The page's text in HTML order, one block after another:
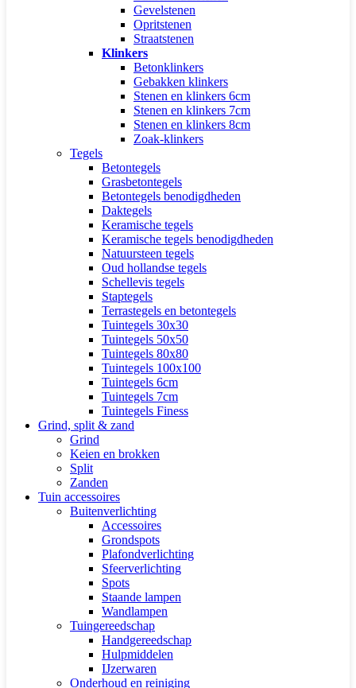
Gevelstenen
Opritstenen
Straatstenen
Klinkers
Betonklinkers
Gebakken klinkers
Stenen en klinkers 6cm
Stenen en klinkers 7cm
Stenen en klinkers 8cm
Zoak-klinkers
Tegels
Betontegels
Grasbetontegels
Betontegels benodigdheden
Daktegels
Keramische tegels
Keramische tegels benodigdheden
Natuursteen tegels
Oud hollandse tegels
Schellevis tegels
Staptegels
Terrastegels en betontegels
Tuintegels 30x30
Tuintegels 50x50
Tuintegels 80x80
Tuintegels 100x100
Tuintegels 6cm
Tuintegels 7cm
Tuintegels Finess
Grind, split & zand
Grind
Keien en brokken
Split
Zanden
Tuin accessoires
Buitenverlichting
Accessoires
Grondspots
Plafondverlichting
Sfeerverlichting
Spots
Staande lampen
Wandlampen
Tuingereedschap
Handgereedschap
Hulpmiddelen
IJzerwaren
Onderhoud en reiniging